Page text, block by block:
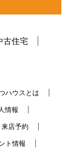
古住宅
ハウスとは
情報
来店予約
ト情報